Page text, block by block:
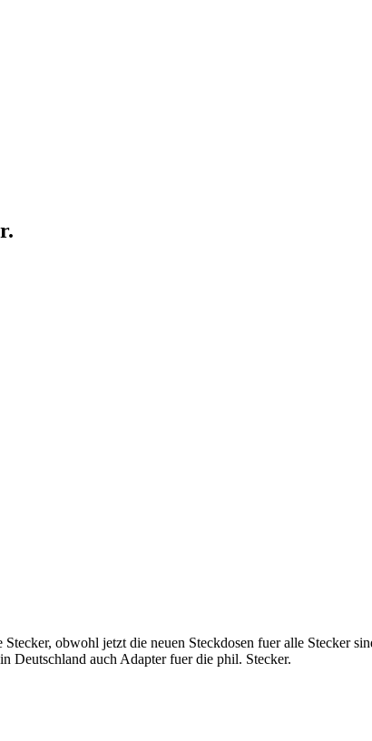
obwohl jetzt die neuen Steckdosen fuer alle Stecker
Deutschland auch Adapter fuer die phil. Stecker.